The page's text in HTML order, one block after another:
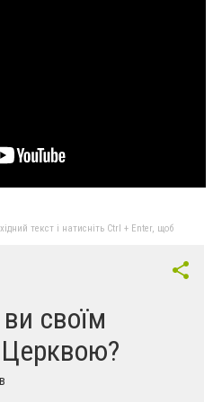
текст і натисніть Ctrl + Enter, щоб
своїм